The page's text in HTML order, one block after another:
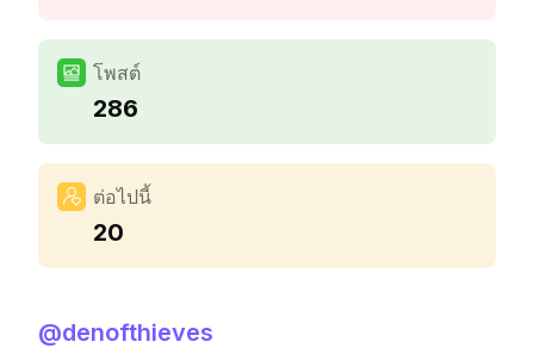
โพสต์
286
ต่อไปนี้
20
@denofthieves